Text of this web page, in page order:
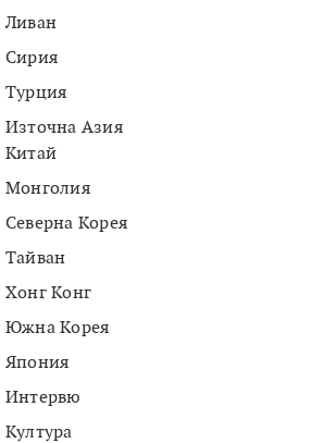
Ливан
Сирия
Турция
Източна Азия
Китай
Монголия
Северна Корея
Тайван
Хонг Конг
Южна Корея
Япония
Интервю
Култура